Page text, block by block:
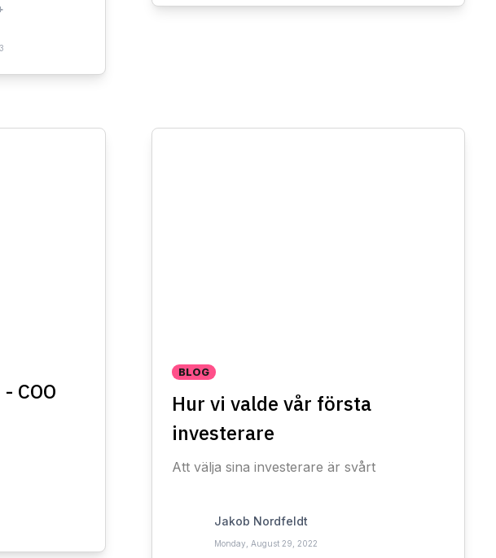
COO
BLOG
Hur vi valde vår första
investerare
Att välja sina investerare är svårt
Jakob Nordfeldt
Monday, August 29, 2022